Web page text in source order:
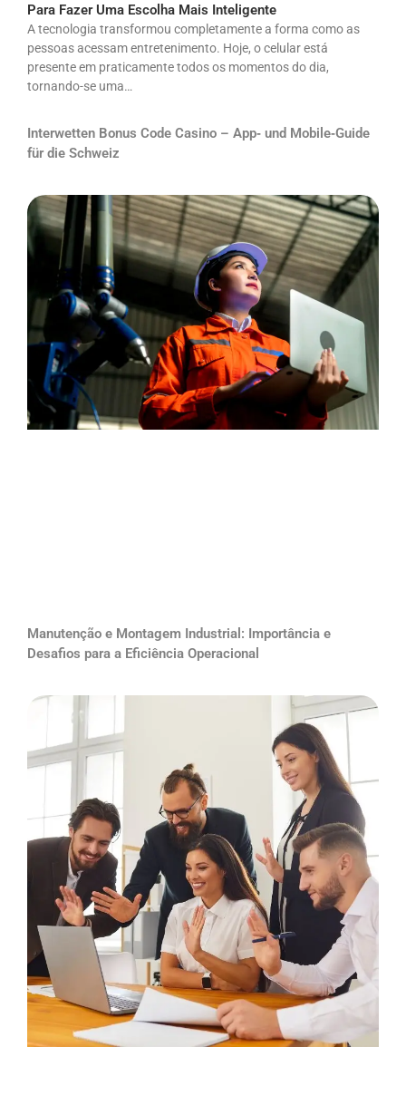
Para Fazer Uma Escolha Mais Inteligente
A tecnologia transformou completamente a forma como as
pessoas acessam entretenimento. Hoje, o celular está
presente em praticamente todos os momentos do dia,
tornando-se uma…
Interwetten Bonus Code Casino – App‑ und Mobile‑Guide
für die Schweiz
Manutenção e Montagem Industrial: Importância e
Desafios para a Eficiência Operacional